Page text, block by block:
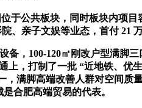
公共板块，同时板块内项目
亲子文娱等业态，首付 21
，100-120㎡刚改户型满脚
，打制了一批 “近地铁、优
满脚高端改善人群对空间质
合肥高端贸易的代表。